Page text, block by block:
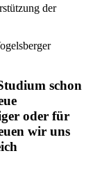
der
schon
oder für
wir uns